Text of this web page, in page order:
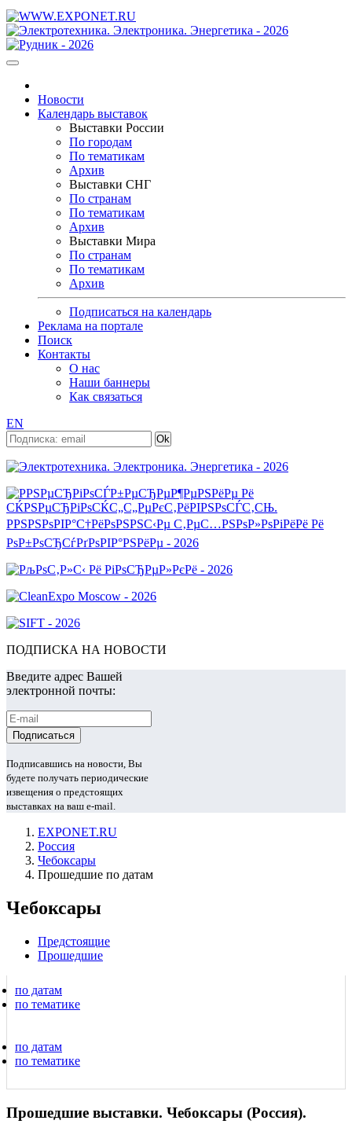
Новости
Календарь выставок
Выставки России
По городам
По тематикам
Архив
Выставки СНГ
По странам
По тематикам
Архив
Выставки Мира
По странам
По тематикам
Архив
Подписаться на календарь
Реклама на портале
Поиск
Контакты
О нас
Наши баннеры
Как связаться
EN
ПОДПИСКА НА НОВОСТИ
Введите адрес Вашей
электронной почты:
Подписавшись на новости, Вы
будете получать периодические
извещения о предстоящих
выставках на ваш e-mail.
EXPONET.RU
Россия
Чебоксары
Прошедшие по датам
Чебоксары
Предстоящие
Прошедшие
по датам
по тематике
по датам
по тематике
Прошедшие выставки. Чебоксары (Россия).